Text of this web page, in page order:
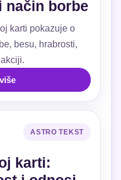
način borbe
karti pokazuje o
besu, hrabrosti,
ASTRO TEKST
karti: